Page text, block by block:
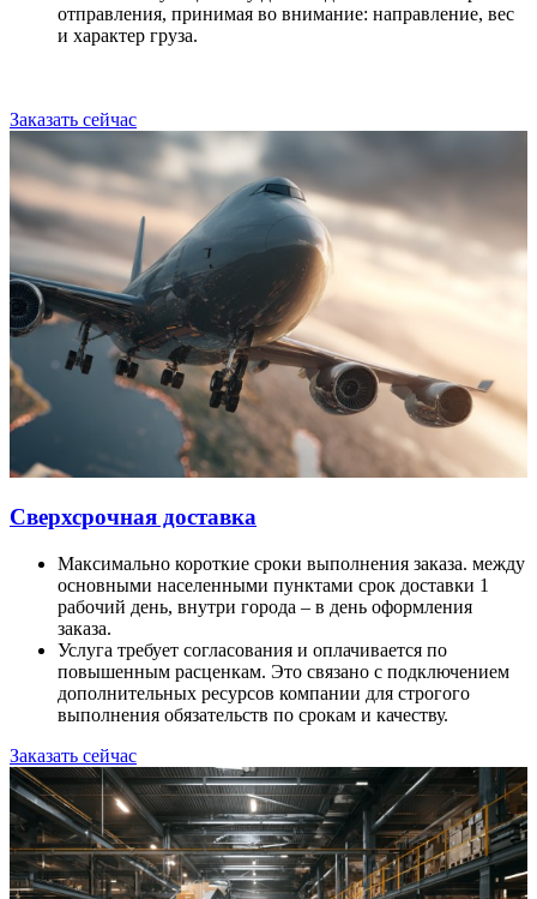
отправления, принимая во внимание: направление, вес
и характер груза.
Заказать сейчас
Сверхсрочная доставка
Максимально короткие сроки выполнения заказа. между
основными населенными пунктами срок доставки 1
рабочий день, внутри города – в день оформления
заказа.
Услуга требует согласования и оплачивается по
повышенным расценкам. Это связано с подключением
дополнительных ресурсов компании для строгого
выполнения обязательств по срокам и качеству.
Заказать сейчас